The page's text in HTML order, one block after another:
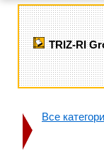
TRIZ-RI
Все